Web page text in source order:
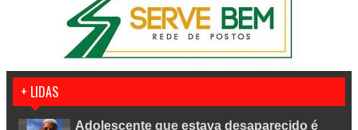
+ LIDAS
Adolescente que estava desaparecido é